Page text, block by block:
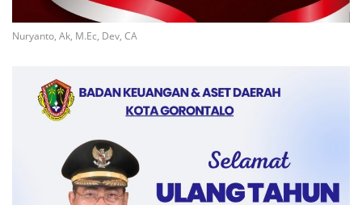
Nuryanto, Ak, M.Ec, Dev, CA